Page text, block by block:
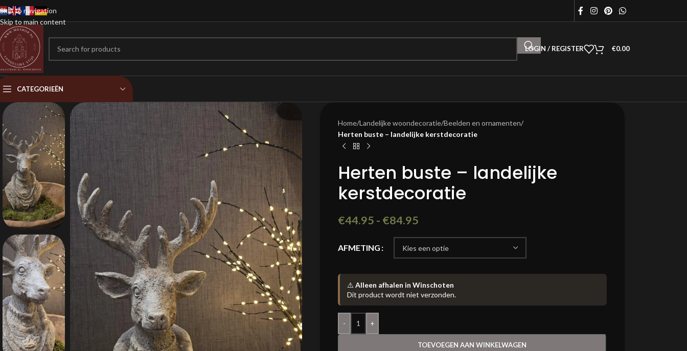
Skip to navigation
Skip to main content
LOGIN / REGISTER €0.00
CATEGORIEËN
Home/Landelijke woondecoratie/Beelden en ornamenten/
Herten buste – landelijke kerstdecoratie
Herten buste – landelijke
kerstdecoratie
€44.95 - €84.95
AFMETING
⚠️ Alleen afhalen in Winschoten
Dit product wordt niet verzonden.
- +
TOEVOEGEN AAN WINKELWAGEN